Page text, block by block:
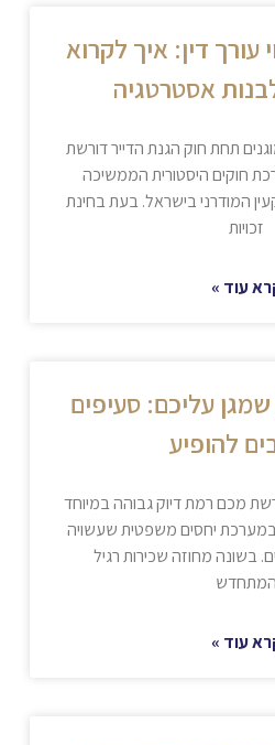
עורך דין: איך לקרוא
אסטרטגיה
תחת חוק הגנת הדייר דורשת
חוקים היסטורית הממשיכה
המודרני בישראל. בעת בחינת
זכויות
עוד »
שמגן עליכם: סעיפים
להופיע
מכם רמת דיוק גבוהה במיוחד
יחסים משפטית שעשויה
בשונה מחוזה שכירות רגיל
המתחדש
עוד »